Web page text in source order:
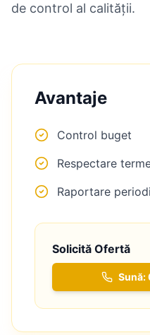
de control al calității.
Avantaje
Control buget
Respectare
Raportare
Solicită Ofertă
Sună: